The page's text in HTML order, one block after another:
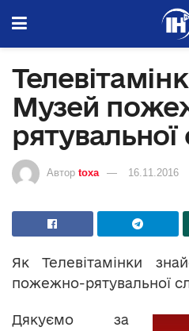
Музей
Автор toxa 16.11.2016
Як Телевітамінки
пожежно-рятувальної
Дякуємо за